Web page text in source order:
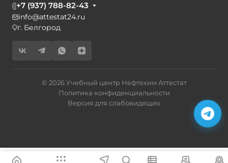
+7 (937) 788-82-43
info@attestat24.ru
г. Белгород
© 2026 Учебный центр Нефтехим Аттестат
Политика конфиденциальности
Версия для слабовидящих